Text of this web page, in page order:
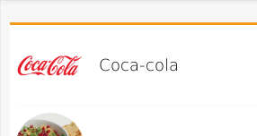
Coca-cola